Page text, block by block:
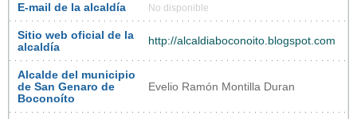
E-mail de la alcaldía No disponible
Sitio web oficial de la
alcaldía
http://alcaldiaboconoito.blogspot.com
Alcalde del municipio
de San Genaro de
Boconoíto
Evelio Ramón Montilla Duran